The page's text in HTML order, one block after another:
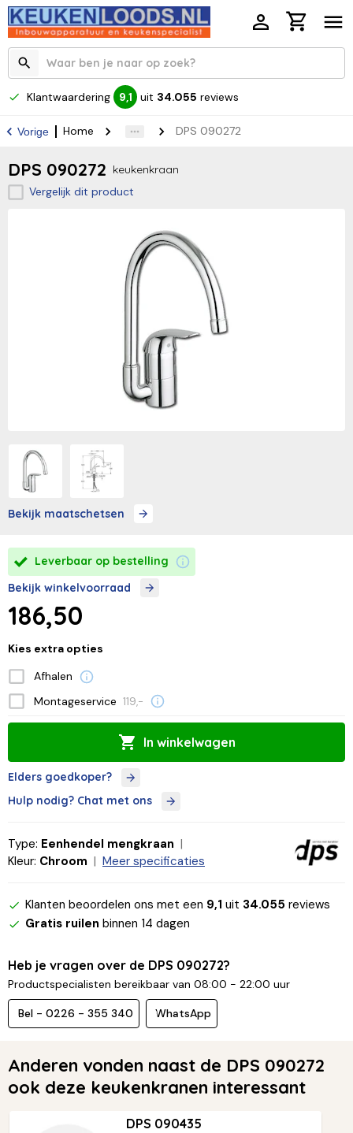
Klantwaardering 9,1 uit 34.055 reviews
Vorige Home DPS 090272
DPS 090272 keukenkraan
Vergelijk dit product
Bekijk maatschetsen
Leverbaar op bestelling
Bekijk winkelvoorraad
186,50
Kies extra opties
Afhalen
Montageservice 119,-
In winkelwagen
Elders goedkoper?
Hulp nodig? Chat met ons
Type: Eenhendel mengkraan
Kleur: Chroom Meer specificaties
Klanten beoordelen ons met een 9,1 uit 34.055 reviews
Gratis ruilen binnen 14 dagen
Heb je vragen over de DPS 090272?
Productspecialisten bereikbaar van 08:00 - 22:00 uur
Bel - 0226 - 355 340 WhatsApp
Anderen vonden naast de DPS 090272
ook deze keukenkranen interessant
DPS 090435